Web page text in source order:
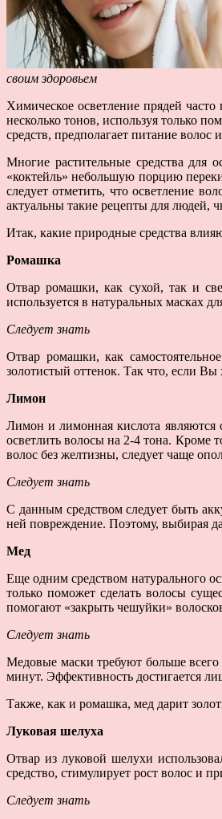
своим здоровьем
Химическое осветление прядей
несколько тонов, используя только
средств, предполагает питание
Многие растительные средства для
«коктейль» небольшую порцию
следует отметить, что осветление
актуальны такие рецепты для людей,
Итак, какие природные средства
Ромашка
Отвар ромашки, как сухой, так и
используется в натуральных масках
Следует знать
Отвар ромашки, как
золотистый оттенок. Так что, если Вы
Лимон
Лимон и лимонная кислота являются
осветлить волосы на 2-4 тона. Кроме
волос без желтизны, следует чаще
Следует знать
С данным средством следует быть
ней повреждение. Поэтому, выбирая
Мед
Еще одним средством натурального
только поможет сделать волосы
помогают «закрыть чешуйки»
Следует знать
Медовые маски требуют больше всего
минут. Эффективность достигается
Также, как и ромашка, мед дарит
Луковая шелуха
Отвар из луковой шелухи
средство, стимулирует рост волос и
Следует знать